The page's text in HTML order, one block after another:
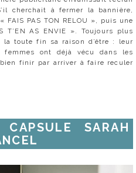
cherchait à fermer la bannière,
PAS TON RELOU », puis une
AS ENVIE ». Toujours plus
toute fin sa raison d’être : leur
ont déjà vécu dans les
finir par arriver à faire reculer
SARAH